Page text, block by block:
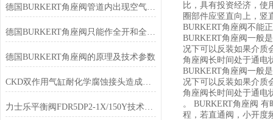
德国BURKERT角座阀管道内出现空气和低温冷凝水
德国BURKERT角座阀只能作全开和全关不能作调节和节流
德国BURKERT角座阀的原理及技术参数
CKD双作用气缸耐化学腐蚀接头造成伤痕的原因及修复方法
力士乐平衡阀FDR5DP2-1X/150Y技术特点
比，具有投资经济，使
圈部件应竖直向上，竖
BURKERT角座阀不能
BURKERT角座阀一般
况下可以反装如果介质
角座阀长时间处于通电
BURKERT角座阀一般
况下可以反装如果介质
角座阀长时间处于通电
。 BURKERT角座阀
程，若直通阀，小开度